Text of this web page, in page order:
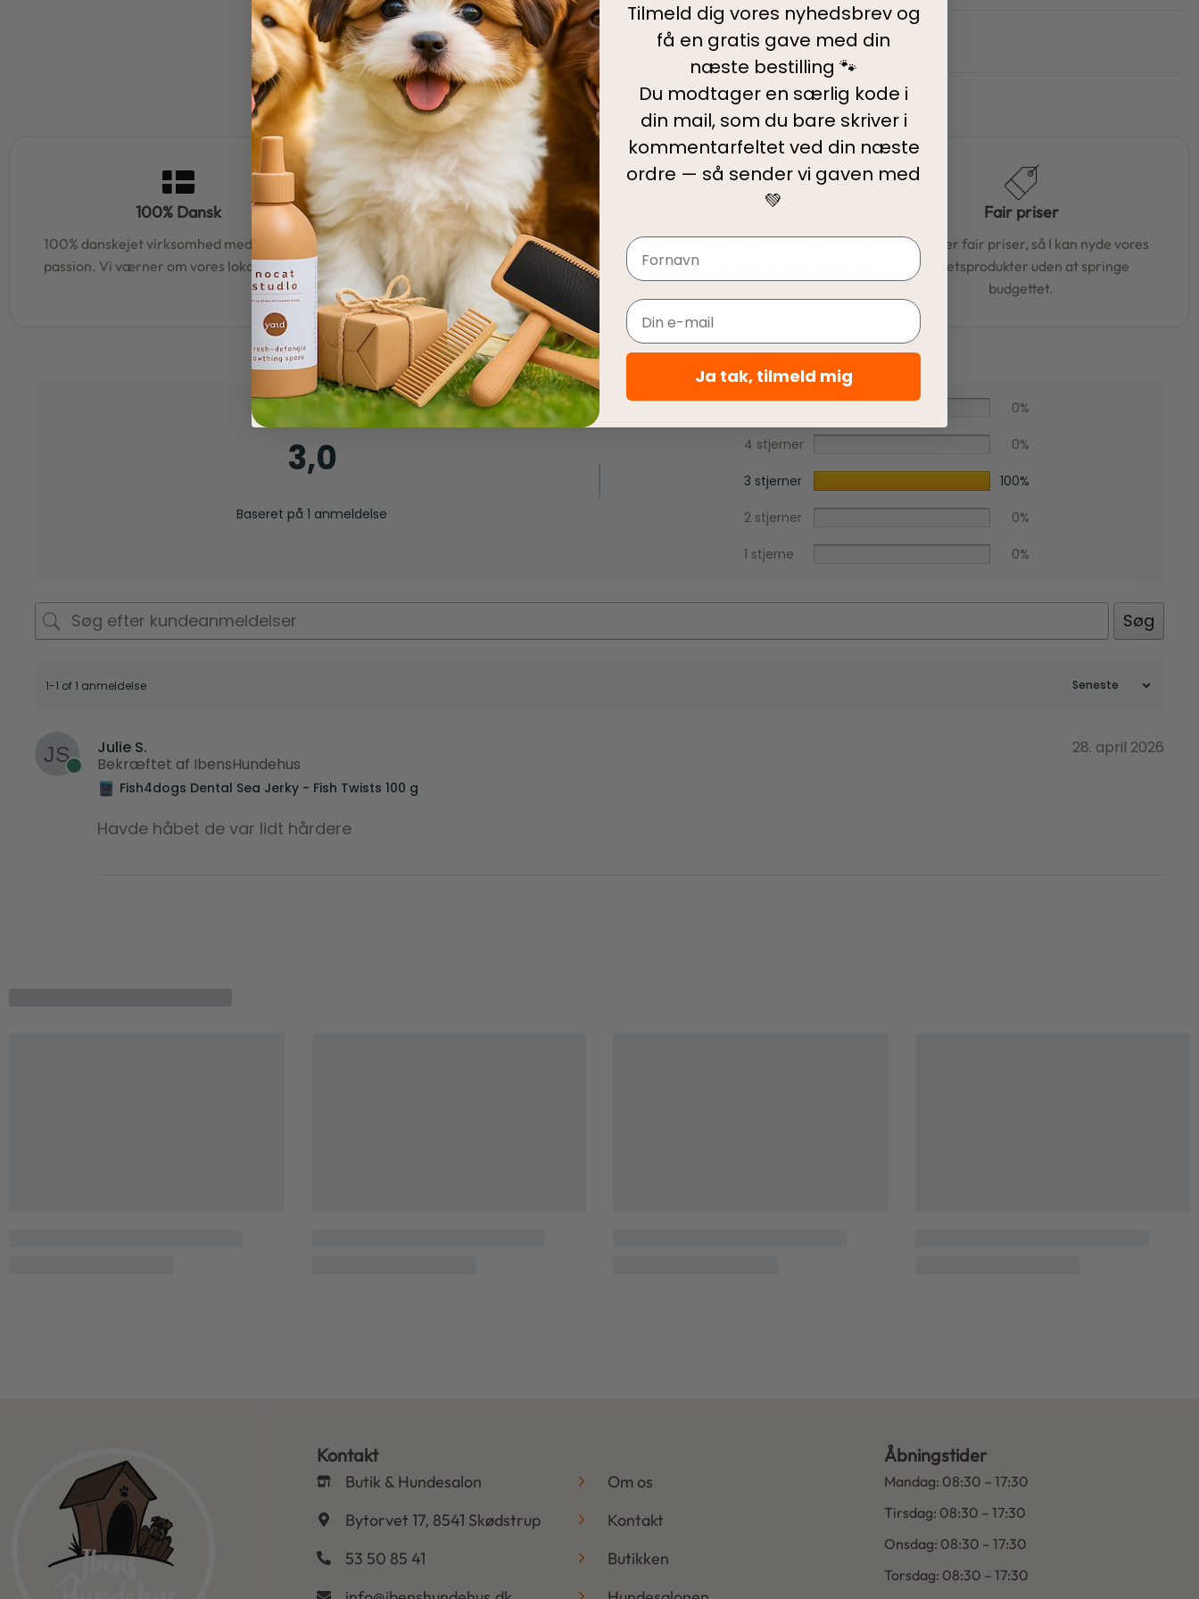
Levering
100% Dansk
100% danskejet virksomhed med hjerte og
passion. Vi værner om vores lokale rødder
Hurtig levering
95% af alle ordrer pakkes og afsendes
samme dag som du bestiller.
5-Stjernet kundeservice
Vi har topscore på både Facebook, Google
og Trustpilot - Vi er her for at hjælpe dig
Fair priser
Vi tilbyder fair priser, så I kan nyde vores
kvalitetsprodukter uden at springe
budgettet.
3,0
Baseret på 1 anmeldelse
0%
4 stjerner 0%
3 stjerner 100%
2 stjerner 0%
1 stjerne 0%
Søg
1-1 of 1 anmeldelse
Julie S.
Bekræftet af IbensHundehus
28. april 2026
Fish4dogs Dental Sea Jerky - Fish Twists 100 g
Havde håbet de var lidt hårdere
Kontakt
Butik & Hundesalon
Bytorvet 17, 8541 Skødstrup
53 50 85 41
Om os
Kontakt
Butikken
Åbningstider
Mandag: 08:30 – 17:30
Tirsdag: 08:30 – 17:30
Onsdag: 08:30 – 17:30
Torsdag: 08:30 – 17:30
Tilmeld dig vores nyhedsbrev og
få en gratis gave med din
næste bestilling 🐾
Du modtager en særlig kode i
din mail, som du bare skriver i
kommentarfeltet ved din næste
ordre — så sender vi gaven med
💚
Navn
Email
Ja tak, tilmeld mig